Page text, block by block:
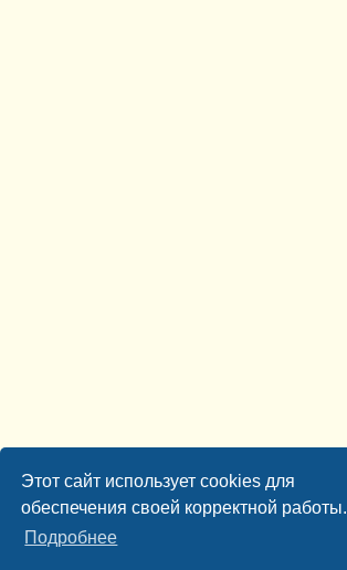
Этот сайт использует cookies для
обеспечения своей корректной работы.
Подробнее